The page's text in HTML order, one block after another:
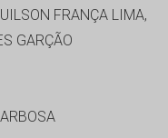
FRANÇA LIMA,
GARÇÃO